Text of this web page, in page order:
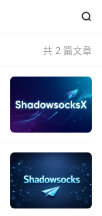

共 2 篇文章